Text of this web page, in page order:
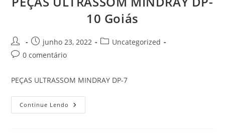
10 Goiás
Autor
do
Post
publicado:
junho 23, 2022
Categoria
Uncategorized
Comentários
post:
0 comentário
PEÇAS ULTRASSOM MINDRAY DP-7
Continue Lendo PEÇAS
ULTRASSOM